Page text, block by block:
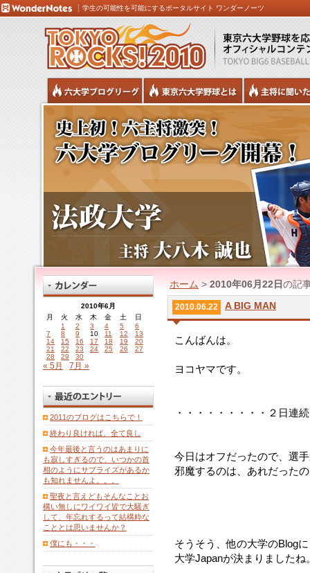
学生の可能性を可能にするポータルサイト ワンダーノーツ
ホーム > 2010年06月22日 の記
2010.06.22 A BIG MAN
こんばんは。
ヨコヤマです。
・・・・・・・・・２日連
今日はオフだったので、選
邪魔するのは、あれだった
そうそう、他の大学のBlog
大学Japanが決まりましたね
2010年6月
月
火 水 木 金 土
日
1
2 3 4 5
6
7
8 9 10 11 12
13
14
15 16 17 18 19
20
21
22 23 24 25 26
27
28
29 30
« 5月 7月 »
2011のブログはこちらで！
終わり良ければ、全て良し
今年最後と言うのはあまりに
も寂しすぎるので、いつかの首
相のようにサプライズがあるか
も知れませんよ。。。
聖夜と言えどもそんなことお
構い無しにワイワイ皆で大騒ぎ
して、年忘れするって結構粋な
こととは思いませんか？
僕にも・・・